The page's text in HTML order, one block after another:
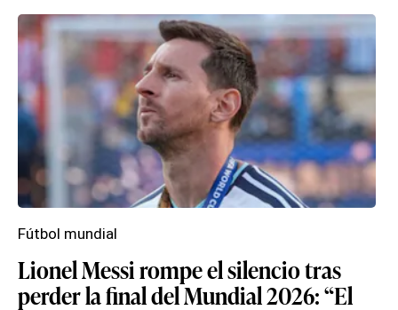
Lionel Messi rompe el silencio tras
perder la final del Mundial 2026: “El
Fútbol mundial